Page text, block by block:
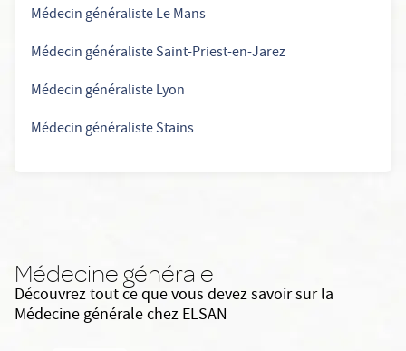
Médecin généraliste Le Mans
Médecin généraliste Saint-Priest-en-Jarez
Médecin généraliste Lyon
Médecin généraliste Stains
Médecine générale
Découvrez tout ce que vous devez savoir sur la
Médecine générale chez ELSAN